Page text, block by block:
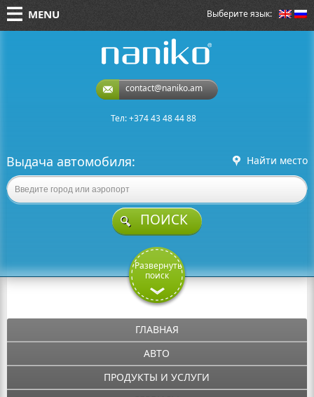
Выберите язык:
MENU
contact@naniko.am
Тел: +374 43 48 44 88
Выдача автомобиля: Найти место
ПОИСК
Развернуть
поиск
ГЛАВНАЯ
АВТО
ПРОДУКТЫ И УСЛУГИ